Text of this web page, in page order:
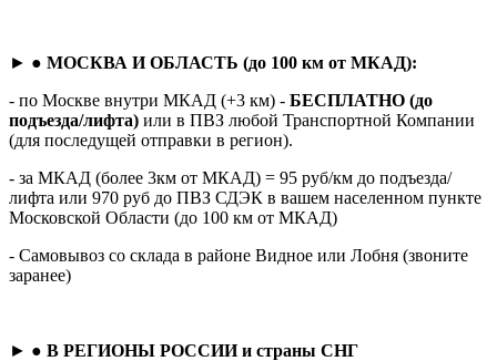
► ● МОСКВА И ОБЛАСТЬ (до 100 км от МКАД):
- по Москве внутри МКАД (+3 км) - БЕСПЛАТНО (до
подъезда/лифта) или в ПВЗ любой Транспортной Компании
(для последущей отправки в регион).
- за МКАД (более 3км от МКАД) = 95 руб/км до подъезда/
лифта или 970 руб до ПВЗ СДЭК в вашем населенном пункте
Московской Области (до 100 км от МКАД)
- Самовывоз со склада в районе Видное или Лобня (звоните
заранее)
► ● В РЕГИОНЫ РОССИИ и страны СНГ